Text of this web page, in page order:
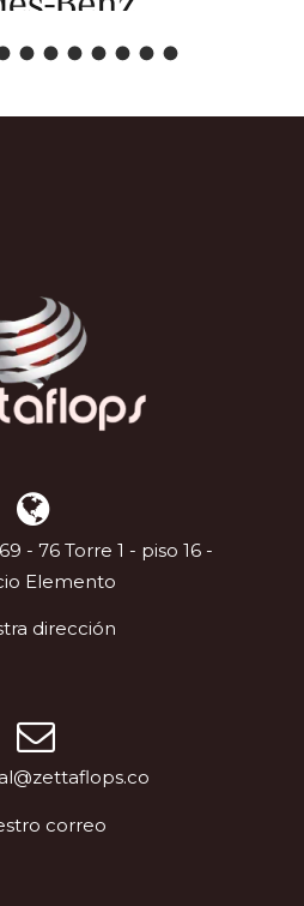
- 76 Torre 1 - piso 16 -
Elemento
dirección
correo